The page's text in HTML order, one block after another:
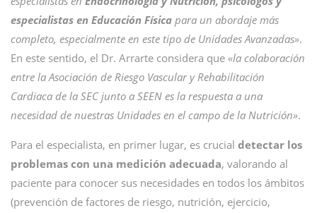
especialistas en Educación Física para un abordaje más
completo, especialmente en este tipo de Unidades Avanzadas».
En este sentido, el Dr. Arrarte considera que «la colaboración
entre la Asociación de Riesgo Vascular y Rehabilitación
Cardiaca de la SEC junto a SEEN es la respuesta a una
necesidad de nuestras Unidades en el campo de la Nutrición».
Para el especialista, en primer lugar, es crucial detectar los
problemas con una medición adecuada, valorando al
paciente para conocer sus necesidades en todos los ámbitos
(prevención de factores de riesgo, nutrición, ejercicio,